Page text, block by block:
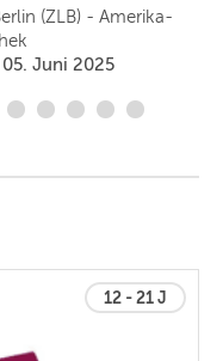
(ZLB) - Amerika-
Juni 2025
12 - 21 J